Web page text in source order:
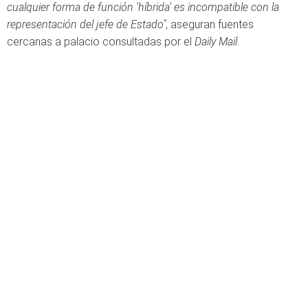
cualquier forma de función 'híbrida' es incompatible con la
representación del jefe de Estado", aseguran fuentes
cercanas a palacio consultadas por el Daily Mail.